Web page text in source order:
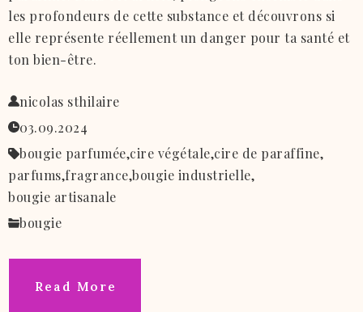
les profondeurs de cette substance et découvrons si
elle représente réellement un danger pour ta santé et
ton bien-être.
nicolas sthilaire
03.09.2024
bougie parfumée,cire végétale,cire de paraffine,
parfums,fragrance,bougie industrielle,
bougie artisanale
bougie
Read More